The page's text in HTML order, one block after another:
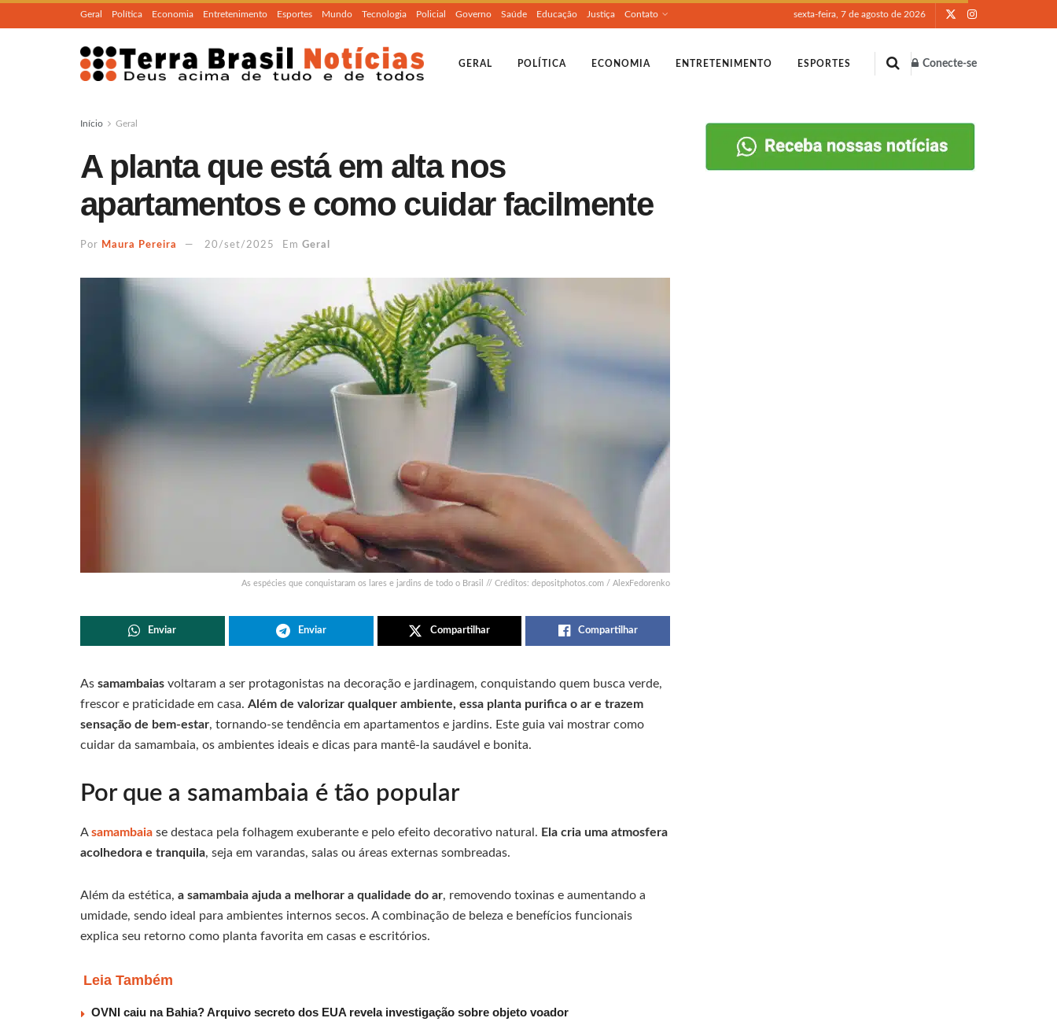
Geral Política Economia Entretenimento Esportes Mundo Tecnologia Policial Governo Saúde Educação Justiça Contato sexta-feira, 7 de agosto de 2026
GERAL POLÍTICA ECONOMIA ENTRETENIMENTO ESPORTES Conecte-se
Início Geral
A planta que está em alta nos
apartamentos e como cuidar facilmente
Por Maura Pereira 20/set/2025 Em Geral
As espécies que conquistaram os lares e jardins de todo o Brasil // Créditos: depositphotos.com / AlexFedorenko
Enviar Enviar Compartilhar Compartilhar
As samambaias voltaram a ser protagonistas na decoração e jardinagem, conquistando quem busca verde,
frescor e praticidade em casa. Além de valorizar qualquer ambiente, essa planta purifica o ar e trazem
sensação de bem-estar, tornando-se tendência em apartamentos e jardins. Este guia vai mostrar como
cuidar da samambaia, os ambientes ideais e dicas para mantê-la saudável e bonita.
Por que a samambaia é tão popular
Asamambaia se destaca pela folhagem exuberante e pelo efeito decorativo natural. Ela cria uma atmosfera
acolhedora e tranquila, seja em varandas, salas ou áreas externas sombreadas.
Além da estética, a samambaia ajuda a melhorar a qualidade do ar, removendo toxinas e aumentando a
umidade, sendo ideal para ambientes internos secos. A combinação de beleza e benefícios funcionais
explica seu retorno como planta favorita em casas e escritórios.
Leia Também
OVNI caiu na Bahia? Arquivo secreto dos EUA revela investigação sobre objeto voador